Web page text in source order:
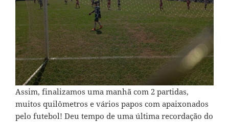
Assim, finalizamos uma manhã com 2 partidas,
muitos quilômetros e vários papos com apaixonados
pelo futebol! Deu tempo de uma última recordação do